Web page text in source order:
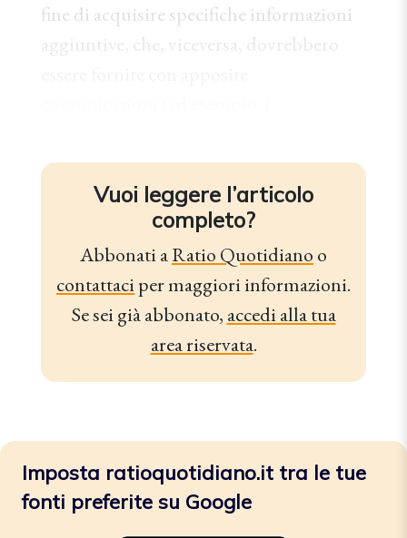
fine di acquisire specifiche informazioni
aggiuntive, che, viceversa, dovrebbero
Vuoi leggere l’articolo
completo?
Abbonati aRatio Quotidiano o
contattaciper maggiori informazioni.
Se sei già abbonato, accedi alla tua
area riservata.
Imposta ratioquotidiano.it tra le tue
fonti preferite su Google